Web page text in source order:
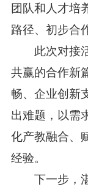
团队和人才培
路径、初步合
此次对接活
共赢的合作新
畅、企业创新
出难题，以需
化产教融合、
经验。
下一步，湛